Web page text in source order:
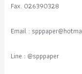
Fax. 026390328
Email :
Line : @spppaper